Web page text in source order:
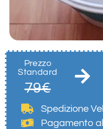
Prezzo
Standard
79€
Spedizione
Pagamento